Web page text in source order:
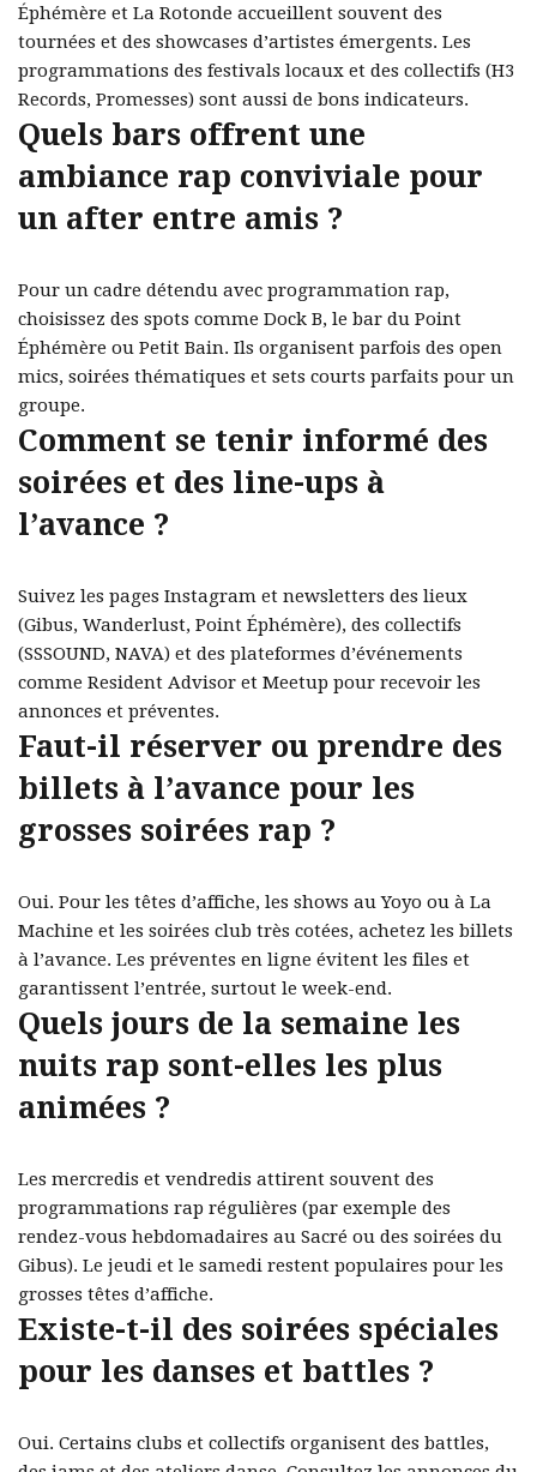
Éphémère et La Rotonde accueillent souvent des
tournées et des showcases d’artistes émergents. Les
programmations des festivals locaux et des collectifs (H3
Records, Promesses) sont aussi de bons indicateurs.
Quels bars offrent une
ambiance rap conviviale pour
un after entre amis ?
Pour un cadre détendu avec programmation rap,
choisissez des spots comme Dock B, le bar du Point
Éphémère ou Petit Bain. Ils organisent parfois des open
mics, soirées thématiques et sets courts parfaits pour un
groupe.
Comment se tenir informé des
soirées et des line-ups à
l’avance ?
Suivez les pages Instagram et newsletters des lieux
(Gibus, Wanderlust, Point Éphémère), des collectifs
(SSSOUND, NAVA) et des plateformes d’événements
comme Resident Advisor et Meetup pour recevoir les
annonces et préventes.
Faut-il réserver ou prendre des
billets à l’avance pour les
grosses soirées rap ?
Oui. Pour les têtes d’affiche, les shows au Yoyo ou à La
Machine et les soirées club très cotées, achetez les billets
à l’avance. Les préventes en ligne évitent les files et
garantissent l’entrée, surtout le week-end.
Quels jours de la semaine les
nuits rap sont-elles les plus
animées ?
Les mercredis et vendredis attirent souvent des
programmations rap régulières (par exemple des
rendez-vous hebdomadaires au Sacré ou des soirées du
Gibus). Le jeudi et le samedi restent populaires pour les
grosses têtes d’affiche.
Existe-t-il des soirées spéciales
pour les danses et battles ?
Oui. Certains clubs et collectifs organisent des battles,